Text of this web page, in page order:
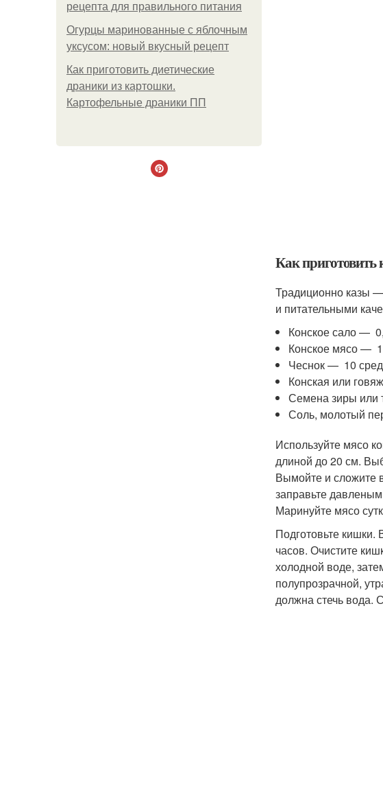
рецепта для правильного питания
Огурцы маринованные с яблочным
уксусом: новый вкусный рецепт
Как приготовить диетические
драники из картошки.
Картофельные драники ПП
Как приготовить
Традиционно казы
и питательными
Конское сало —
Конское мясо — 1
Чеснок — 10
Конская или
Семена зиры или
Соль, молотый
Используйте мясо
длиной до 20 см.
Вымойте и сложите
заправьте
Маринуйте мясо
Подготовьте кишки.
часов. Очистите
холодной воде,
полупрозрачной,
должна стечь вода.